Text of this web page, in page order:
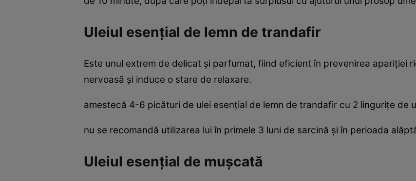
Uleiul esenţial de lemn de trandafir
Este unul extrem de delicat şi parfumat, fiind eficient în prevenirea apariţiei
nervoasă şi induce o stare de relaxare.
amestecă 4-6 picături de ulei esenţial de lemn de trandafir cu 2 linguriţe de
nu se recomandă utilizarea lui în primele 3 luni de sarcină şi în perioada
Uleiul esenţial de muşcată